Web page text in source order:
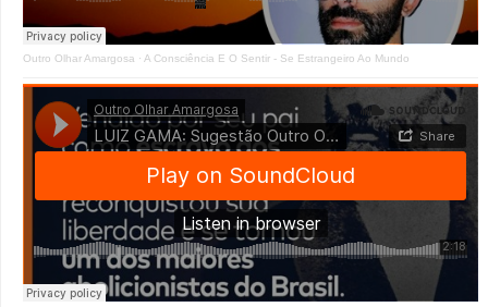
Outro Olhar Amargosa · A Consciência E O Sentir - Se Estrangeiro Ao Mundo